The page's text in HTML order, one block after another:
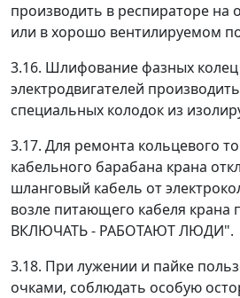
производить в респираторе на
или в хорошо вентилируемом
3.16. Шлифование фазных колец
электродвигателей
специальных колодок из
3.17. Для ремонта кольцевого
кабельного барабана крана
шланговый кабель от
возле питающего кабеля крана
ВКЛЮЧАТЬ - РАБОТАЮТ ЛЮДИ".
3.18. При лужении и пайке
очками, соблюдать особую